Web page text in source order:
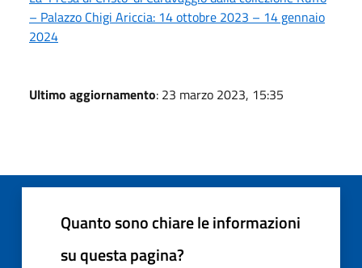
– Palazzo Chigi Ariccia: 14 ottobre 2023 – 14 gennaio
2024
Ultimo aggiornamento: 23 marzo 2023, 15:35
Quanto sono chiare le informazioni
su questa pagina?